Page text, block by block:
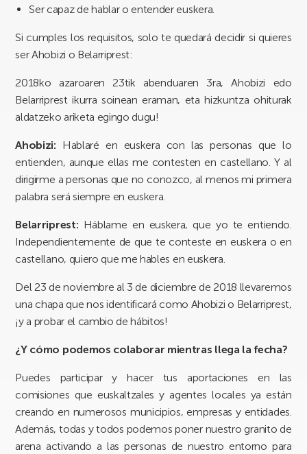
Ser capaz de hablar o entender euskera.
Si cumples los requisitos, solo te quedará decidir si quieres
ser Ahobizi o Belarriprest:
2018ko azaroaren 23tik abenduaren 3ra, Ahobizi edo
Belarriprest ikurra soinean eraman, eta hizkuntza ohiturak
aldatzeko ariketa egingo dugu!
Ahobizi: Hablaré en euskera con las personas que lo
entienden, aunque ellas me contesten en castellano. Y al
dirigirme a personas que no conozco, al menos mi primera
palabra será siempre en euskera.
Belarriprest: Háblame en euskera, que yo te entiendo.
Independientemente de que te conteste en euskera o en
castellano, quiero que me hables en euskera.
Del 23 de noviembre al 3 de diciembre de 2018 llevaremos
una chapa que nos identificará como Ahobizi o Belarriprest,
¡y a probar el cambio de hábitos!
¿Y cómo podemos colaborar mientras llega la fecha?
Puedes participar y hacer tus aportaciones en las
comisiones que euskaltzales y agentes locales ya están
creando en numerosos municipios, empresas y entidades.
Además, todas y todos podemos poner nuestro granito de
arena activando a las personas de nuestro entorno para